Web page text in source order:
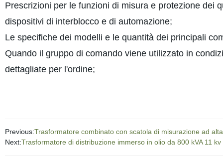
Prescrizioni per le funzioni di misura e protezione dei
dispositivi di interblocco e di automazione;
Le specifiche dei modelli e le quantità dei principali
Quando il gruppo di comando viene utilizzato in
dettagliate per l'ordine;
Previous:Trasformatore combinato con scatola di misurazione ad
Next:Trasformatore di distribuzione immerso in olio da 800 kVA 11